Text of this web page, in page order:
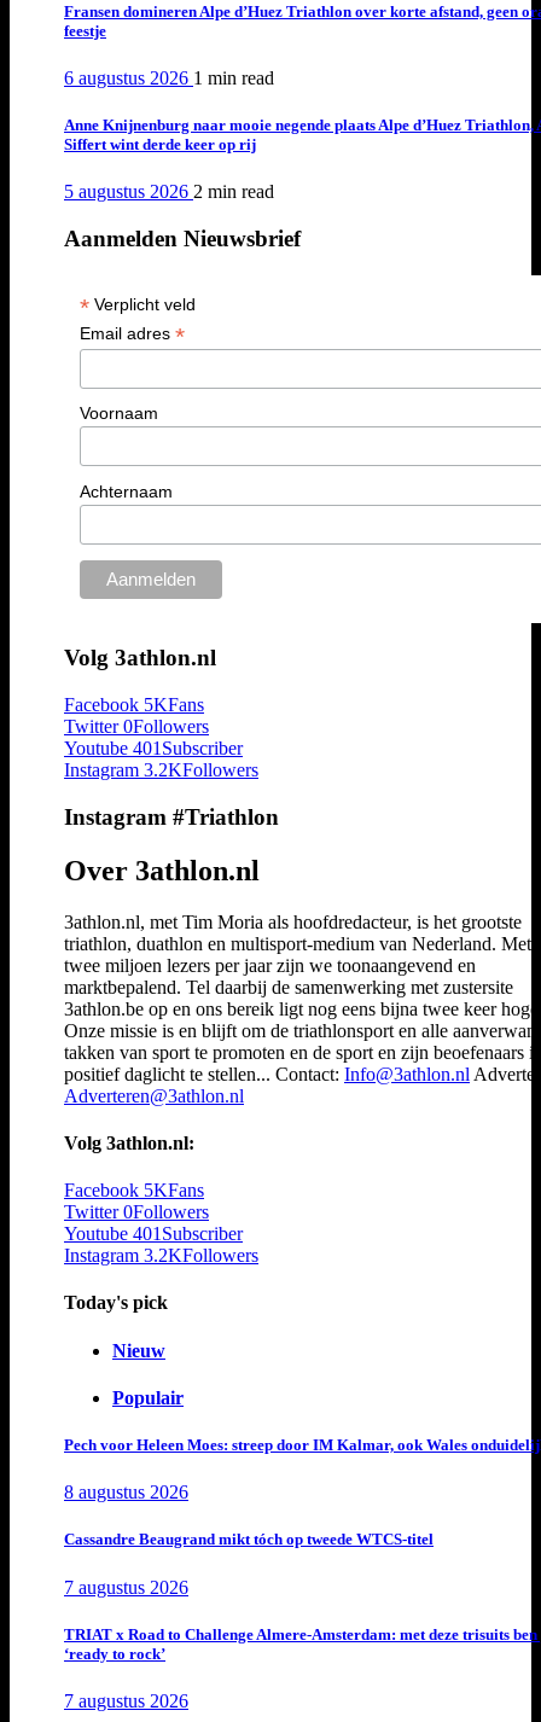
Fransen domineren Alpe d’Huez Triathlon over korte afstand, geen
feestje
6 augustus 2026 1 min read
Anne Knijnenburg naar mooie negende plaats Alpe d’Huez Triathlon,
Siffert wint derde keer op rij
5 augustus 2026 2 min read
Aanmelden Nieuwsbrief
*Verplicht veld
Email adres *
Voornaam
Achternaam
Volg 3athlon.nl
Facebook 5KFans
Twitter 0Followers
Youtube 401 Subscriber
Instagram 3.2KFollowers
Instagram #Triathlon
Over 3athlon.nl
3athlon.nl, met Tim Moria als hoofdredacteur, is het grootste
triathlon, duathlon en multisport-medium van Nederland. Met
twee miljoen lezers per jaar zijn we toonaangevend en
marktbepalend. Tel daarbij de samenwerking met zustersite
3athlon.be op en ons bereik ligt nog eens bijna twee keer
Onze missie is en blijft om de triathlonsport en alle
takken van sport te promoten en de sport en zijn beoefenaars
positief daglicht te stellen... Contact: Info@3athlon.nl
Adverteren@3athlon.nl
Volg 3athlon.nl:
Facebook 5KFans
Twitter 0Followers
Youtube 401 Subscriber
Instagram 3.2KFollowers
Today's pick
Nieuw
Populair
Pech voor Heleen Moes: streep door IM Kalmar, ook Wales
8 augustus 2026
Cassandre Beaugrand mikt tóch op tweede WTCS-titel
7 augustus 2026
TRIAT x Road to Challenge Almere-Amsterdam: met deze trisuits ben
‘ready to rock’
7 augustus 2026